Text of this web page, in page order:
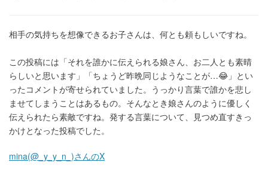
相手の気持ちを想像できるお子さんは、何とも頼もしいですね。
この投稿には「それを誰かに伝えられる娘さん、お二人とも素晴
らしいと思います」「ちょうど昨晩同じようなことが…😂」とい
ったコメントが寄せられていました。うっかり言葉で誰かを悲し
ませてしまうことはあるもの。そんなとき娘さんのように優しく
伝えられたら素敵ですね。発する言葉について、見つめ直すきっ
かけとなった投稿でした。
mina(@_y_y_n_)さんのX